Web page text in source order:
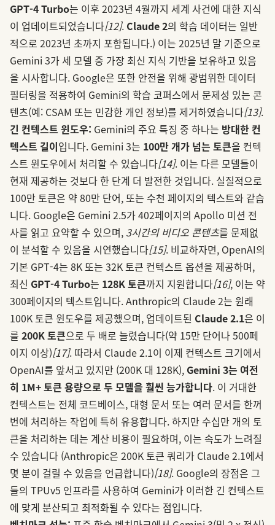
GPT-4 Turbo는 이후 2023년 4월까지 세계 사건에 대한 지식
이 업데이트되었습니다[12]. Claude 2의 학습 데이터는 일반
적으로 2023년 초까지 포함됩니다.) 이는 2025년 말 기준으로
Gemini 3가 세 모델 중 가장 최신 지식 기반을 보유하고 있음
을 시사합니다. Google은 또한 안전을 위해 광범위한 데이터
필터링을 적용하여 Gemini의 학습 코퍼스에서 문제성 있는 콘
텐츠(예: CSAM 또는 민감한 개인 정보)를 제거하였습니다[13].
긴 컨텍스트 윈도우: Gemini의 주요 특징 중 하나는 방대한 컨
텍스트 길이입니다. Gemini 3는 100만 개가 넘는 토큰을 컨텍
스트 윈도우에서 처리할 수 있습니다[14]. 이는 다른 모델들이
현재 제공하는 것보다 한 단계 더 발전한 것입니다. 실질적으로
100만 토큰은 약 80만 단어, 또는 수천 페이지의 텍스트와 같습
니다. Google은 Gemini 2.5가 402페이지의 Apollo 미션 전
사를 읽고 요약할 수 있으며, 3시간의 비디오 콘텐츠를 문제없
이 분석할 수 있음을 시연했습니다[15]. 비교하자면, OpenAI의
기본 GPT‑4는 8K 또는 32K 토큰 컨텍스트 옵션을 제공하며,
최신 GPT‑4 Turbo는 128K 토큰까지 지원합니다[16], 이는 약
300페이지의 텍스트입니다. Anthropic의 Claude 2는 원래
100K 토큰 윈도우를 제공했으며, 업데이트된 Claude 2.1은 이
를 200K 토큰으로 두 배로 늘렸습니다(약 15만 단어나 500페
이지 이상)[17]. 따라서 Claude 2.1이 이제 컨텍스트 크기에서
OpenAI를 앞서고 있지만 (200K 대 128K), Gemini 3는 여전
히 1M+ 토큰 용량으로 두 모델을 훨씬 능가합니다. 이 거대한
컨텍스트는 전체 코드베이스, 대형 문서 또는 여러 문서를 한꺼
번에 처리하는 작업에 특히 유용합니다. 하지만 수십만 개의 토
큰을 처리하는 데는 계산 비용이 필요하며, 이는 속도가 느려질
수 있습니다 (Anthropic은 200K 토큰 쿼리가 Claude 2.1에서
몇 분이 걸릴 수 있음을 언급합니다)[18]. Google의 장점은 그
들의 TPUv5 인프라를 사용하여 Gemini가 이러한 긴 컨텍스트
에 맞게 분산되고 최적화될 수 있다는 점입니다.